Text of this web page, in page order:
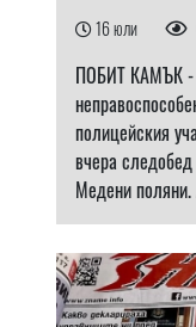
16 юли
ПОБИТ КАМЪК
полицейския
вчера
Медени поляни.